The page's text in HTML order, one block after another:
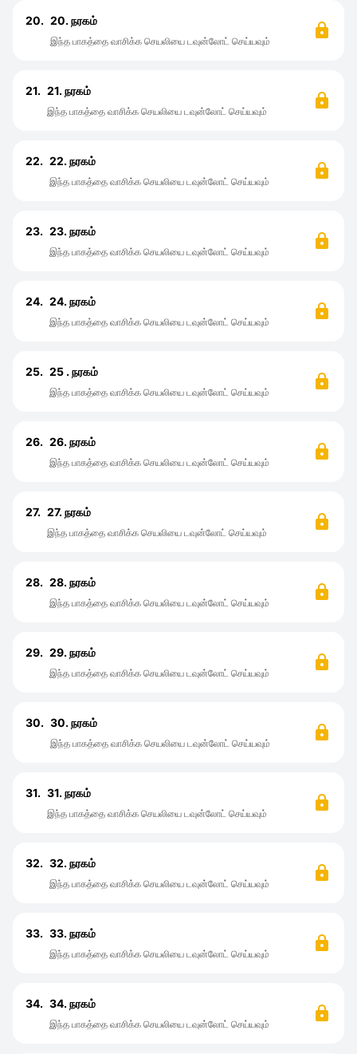
20. 20. நரகம்
இந்த பாகத்தை வாசிக்க செயலியை டவுன்லோட் செய்யவும்
21. 21. நரகம்
இந்த பாகத்தை வாசிக்க செயலியை டவுன்லோட் செய்யவும்
22. 22. நரகம்
இந்த பாகத்தை வாசிக்க செயலியை டவுன்லோட் செய்யவும்
23. 23. நரகம்
இந்த பாகத்தை வாசிக்க செயலியை டவுன்லோட் செய்யவும்
24. 24. நரகம்
இந்த பாகத்தை வாசிக்க செயலியை டவுன்லோட் செய்யவும்
25. 25 . நரகம்
இந்த பாகத்தை வாசிக்க செயலியை டவுன்லோட் செய்யவும்
26. 26. நரகம்
இந்த பாகத்தை வாசிக்க செயலியை டவுன்லோட் செய்யவும்
27. 27. நரகம்
இந்த பாகத்தை வாசிக்க செயலியை டவுன்லோட் செய்யவும்
28. 28. நரகம்
இந்த பாகத்தை வாசிக்க செயலியை டவுன்லோட் செய்யவும்
29. 29. நரகம்
இந்த பாகத்தை வாசிக்க செயலியை டவுன்லோட் செய்யவும்
30. 30. நரகம்
இந்த பாகத்தை வாசிக்க செயலியை டவுன்லோட் செய்யவும்
31. 31. நரகம்
இந்த பாகத்தை வாசிக்க செயலியை டவுன்லோட் செய்யவும்
32. 32. நரகம்
இந்த பாகத்தை வாசிக்க செயலியை டவுன்லோட் செய்யவும்
33. 33. நரகம்
இந்த பாகத்தை வாசிக்க செயலியை டவுன்லோட் செய்யவும்
34. 34. நரகம்
இந்த பாகத்தை வாசிக்க செயலியை டவுன்லோட் செய்யவும்